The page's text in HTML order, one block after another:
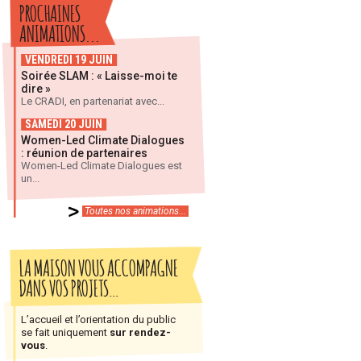
PROCHAINES
ANIMATIONS...
VENDREDI 19 JUIN
Soirée SLAM : « Laisse-moi te
dire »
Le CRADI, en partenariat avec...
SAMEDI 20 JUIN
Women-Led Climate Dialogues
: réunion de partenaires
Women-Led Climate Dialogues est
un...
Toutes nos animations...
LA MAISON VOUS ACCOMPAGNE
DANS VOS PROJETS…
L’accueil et l’orientation du public
se fait uniquement sur rendez-
vous